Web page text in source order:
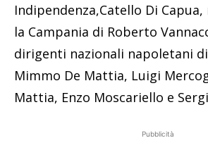
Indipendenza,Catello Di
la Campania di Roberto
dirigenti nazionali napoletani
Mimmo De Mattia, Luigi
Mattia, Enzo Moscariello e
Pubblicità